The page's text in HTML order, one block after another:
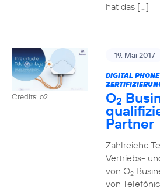
hat das […]
Credits: o2
19. Mai 2017
DIGITAL PHONE
O2
Partner
Zahlreiche
Vertriebs-
von O2
von